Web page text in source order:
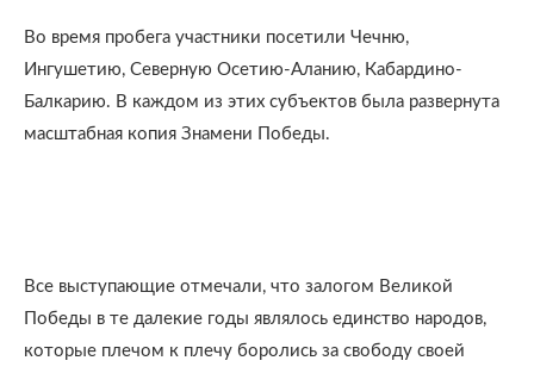
Во время пробега участники посетили Чечню,
Ингушетию, Северную Осетию-Аланию, Кабардино-
Балкарию. В каждом из этих субъектов была развернута
масштабная копия Знамени Победы.
Все выступающие отмечали, что залогом Великой
Победы в те далекие годы являлось единство народов,
которые плечом к плечу боролись за свободу своей